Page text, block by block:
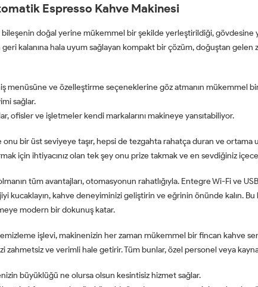
Espresso Kahve Makinesi
doğal yerine mükemmel bir şekilde yerleştirildiği, gövdesine
geri kalanına hala uyum sağlayan kompakt bir çözüm, doğuştan
menüsüne ve özelleştirme seçeneklerine göz atmanın mükemmel
sağlar.
ofisler ve işletmeler kendi markalarını makineye yansıtabiliyor.
bir üst seviyeye taşır, hepsi de tezgahta rahatça duran ve ortama
için ihtiyacınız olan tek şey onu prize takmak ve en sevdiğiniz
tüm avantajları, otomasyonun rahatlığıyla. Entegre Wi-Fi ve
kucaklayın, kahve deneyiminizi geliştirin ve eğrinin önünde kalın.
modern bir dokunuş katar.
işlevi, makinenizin her zaman mükemmel bir fincan kahve
zahmetsiz ve verimli hale getirir. Tüm bunlar, özel personel veya
büyüklüğü ne olursa olsun kesintisiz hizmet sağlar.